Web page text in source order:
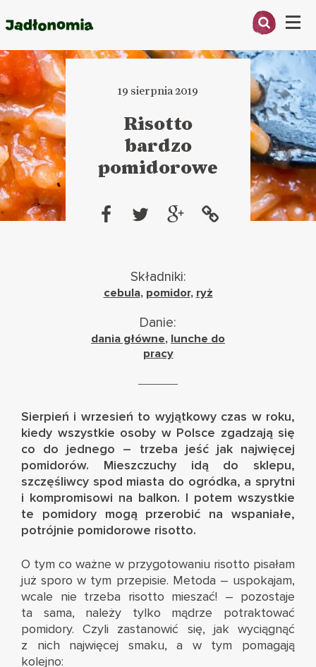
Menu
ARTYKUŁY
KSIĄŻKI
KONTAKT
19 sierpnia 2019
Risotto
bardzo
pomidorowe
Składniki:
cebula, pomidor, ryż
Danie:
dania główne, lunche do
pracy
Sierpień i wrzesień to wyjątkowy czas w roku,
kiedy wszystkie osoby w Polsce zgadzają się
co do jednego – trzeba jeść jak najwięcej
pomidorów. Mieszczuchy idą do sklepu,
szczęśliwcy spod miasta do ogródka, a sprytni
i kompromisowi na balkon. I potem wszystkie
te pomidory mogą przerobić na wspaniałe,
potrójnie pomidorowe risotto.
O tym co ważne w przygotowaniu risotto pisałam
już sporo w tym przepisie. Metoda – uspokajam,
wcale nie trzeba risotto mieszać! – pozostaje
ta sama, należy tylko mądrze potraktować
pomidory. Czyli zastanowić się, jak wyciągnąć
z nich najwięcej smaku, a w tym pomagają
kolejno: